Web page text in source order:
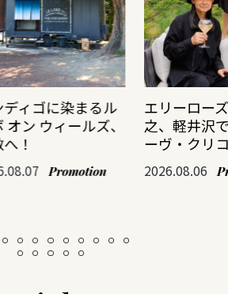
ディゴに染まるル
オン ウィールズ、
！
Promotion
エリーロー
之、軽井沢
ーヴ・クリ
2026.08.06